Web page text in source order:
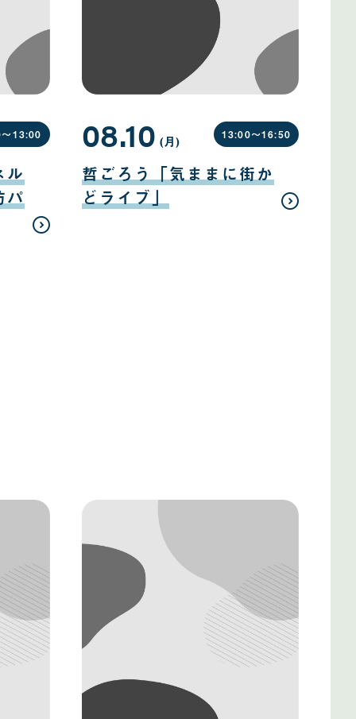
ル
パ
13:00
哲ごろう「気ままに街か
どライブ」
08.10
月
10
日
(月曜
日
) 13:00〜16:50